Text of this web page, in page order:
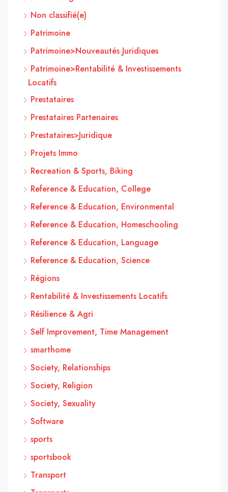
Non classifié(e)
Patrimoine
Patrimoine>Nouveautés Juridiques
Patrimoine>Rentabilité & Investissements
Locatifs
Prestataires
Prestataires Partenaires
Prestataires>Juridique
Projets Immo
Recreation & Sports, Biking
Reference & Education, College
Reference & Education, Environmental
Reference & Education, Homeschooling
Reference & Education, Language
Reference & Education, Science
Régions
Rentabilité & Investissements Locatifs
Résilience & Agri
Self Improvement, Time Management
smarthome
Society, Relationships
Society, Religion
Society, Sexuality
Software
sports
sportsbook
Transport